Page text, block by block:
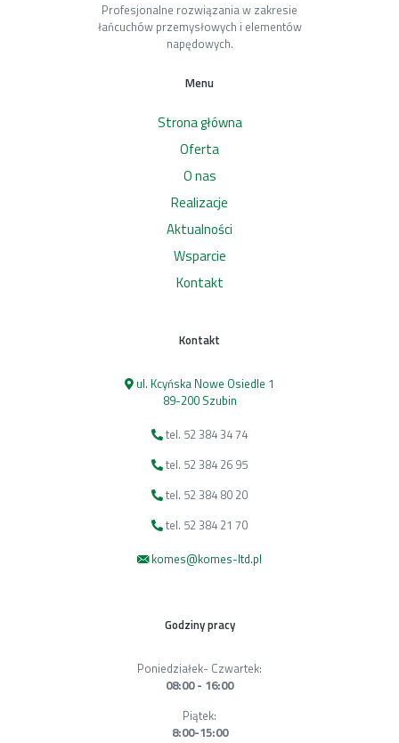
Profesjonalne rozwiązania w zakresie
łańcuchów przemysłowych i elementów
napędowych.
Menu
Strona główna
Oferta
O nas
Realizacje
Aktualności
Wsparcie
Kontakt
Kontakt
ul. Kcyńska Nowe Osiedle 1
89-200 Szubin
tel. 52 384 34 74
tel. 52 384 26 95
tel. 52 384 80 20
tel. 52 384 21 70
komes@komes-ltd.pl
Godziny pracy
Poniedziałek- Czwartek:
08:00 - 16:00
Piątek:
8:00-15:00